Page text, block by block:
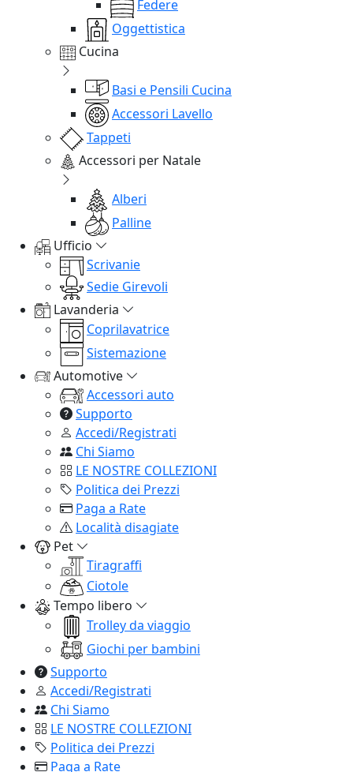
Federe
Oggettistica
Cucina
Basi e Pensili Cucina
Accessori Lavello
Tappeti
Accessori per Natale
Alberi
Palline
Ufficio
Scrivanie
Sedie Girevoli
Lavanderia
Coprilavatrice
Sistemazione
Automotive
Accessori auto
Supporto
Accedi/Registrati
Chi Siamo
LE NOSTRE COLLEZIONI
Politica dei Prezzi
Paga a Rate
Località disagiate
Pet
Tiragraffi
Ciotole
Tempo libero
Trolley da viaggio
Giochi per bambini
Supporto
Accedi/Registrati
Chi Siamo
LE NOSTRE COLLEZIONI
Politica dei Prezzi
Paga a Rate